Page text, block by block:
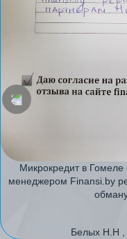
Микрокредит в Гомеле
менеджером Finansi.by
Белых Н.Н ,